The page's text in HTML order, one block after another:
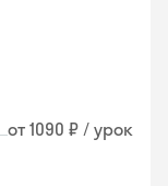
от 1090 ₽ / урок